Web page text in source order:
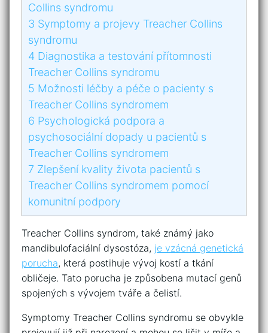
Collins syndromu
3 Symptomy a projevy Treacher Collins
syndromu
4 Diagnostika a​ testování přítomnosti
Treacher Collins​ syndromu
5 Možnosti léčby a péče‌ o pacienty ‌s
Treacher Collins syndromem
6 Psychologická podpora a
psychosociální dopady u pacientů s
⁣Treacher Collins ⁣syndromem
7 Zlepšení kvality života pacientů s
Treacher‌ Collins syndromem pomocí​
komunitní‌ podpory
Treacher Collins syndrom,​ také⁣ známý jako
mandibulofaciální ⁣dysostóza, je vzácná genetická
porucha, ‌která postihuje vývoj kostí a tkání
obličeje. Tato porucha je‍ způsobena mutací genů⁤
spojených s vývojem‍ tváře a ‍čelistí.
Symptomy Treacher Collins syndromu se obvykle